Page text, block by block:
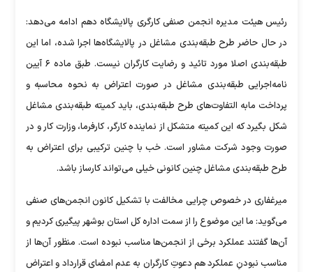
رئیس هیئت مدیره انجمن صنفی کارگری پالایشگاه دهم ادامه می‌دهد:
در حال حاضر طرح طبقه‌بندی مشاغل در پالایشگاه‌ها اجرا شده، اما این
طبقه‌بندی اصلا مورد تائید و رضایت کارگران نیست. طبق ماده ۶ آیین
نامه‌اجرایی طبقه‌بندی مشاغل در صورت اعتراض به نحوه محاسبه و
پرداخت مابه التفاوت‌های طرح طبقه‌بندی، باید کمیته طبقه‌بندی مشاغل
شکل بگیرد که این کمیته متشکل از نماینده کارگر، کارفرما، وزارت کار و در
صورت وجود شرکت مشاور است. خب با چنین ترکیبی برای اعتراض به
طرح طبقه‌بندی مشاغل چنین کانونی خیلی می‌تواند کارساز باشد.
میرغفاری در خصوص چرایی مخالفت با تشکیل کانون انجمن‌های صنفی
می‌گوید: ما این موضوع را از سمت اداره کل استان بوشهر پیگیری کردیم و
آن‌ها گفتند عملکرد برخی از انجمن‌ها مناسب نبوده است. منظور آن‌ها از
مناسب نبودنِ عملکرد هم دعوتِ کارگران به عدم امضای قرارداد و اعتراض